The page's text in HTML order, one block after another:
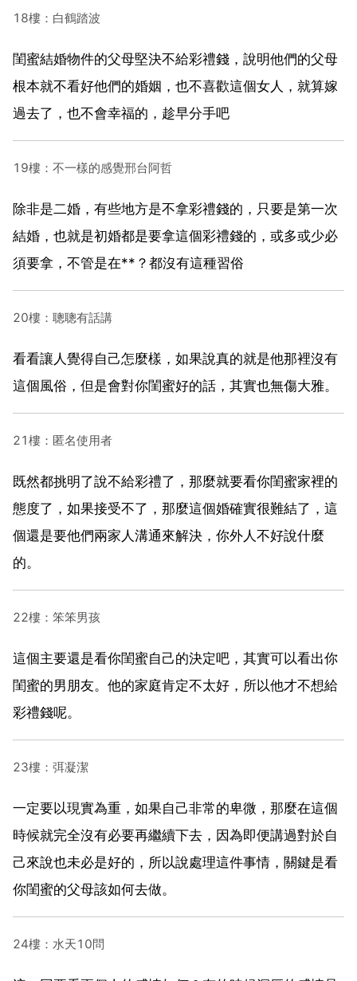
18樓：白鶴踏波
閨蜜結婚物件的父母堅決不給彩禮錢，說明他們的父母
根本就不看好他們的婚姻，也不喜歡這個女人，就算嫁
過去了，也不會幸福的，趁早分手吧
19樓：不一樣的感覺邢台阿哲
除非是二婚，有些地方是不拿彩禮錢的，只要是第一次
結婚，也就是初婚都是要拿這個彩禮錢的，或多或少必
須要拿，不管是在**？都沒有這種習俗
20樓：聰聰有話講
看看讓人覺得自己怎麼樣，如果說真的就是他那裡沒有
這個風俗，但是會對你閨蜜好的話，其實也無傷大雅。
21樓：匿名使用者
既然都挑明了說不給彩禮了，那麼就要看你閨蜜家裡的
態度了，如果接受不了，那麼這個婚確實很難結了，這
個還是要他們兩家人溝通來解決，你外人不好說什麼
的。
22樓：笨笨男孩
這個主要還是看你閨蜜自己的決定吧，其實可以看出你
閨蜜的男朋友。他的家庭肯定不太好，所以他才不想給
彩禮錢呢。
23樓：弭凝潔
一定要以現實為重，如果自己非常的卑微，那麼在這個
時候就完全沒有必要再繼續下去，因為即便講過對於自
己來說也未必是好的，所以說處理這件事情，關鍵是看
你閨蜜的父母該如何去做。
24樓：水天10問